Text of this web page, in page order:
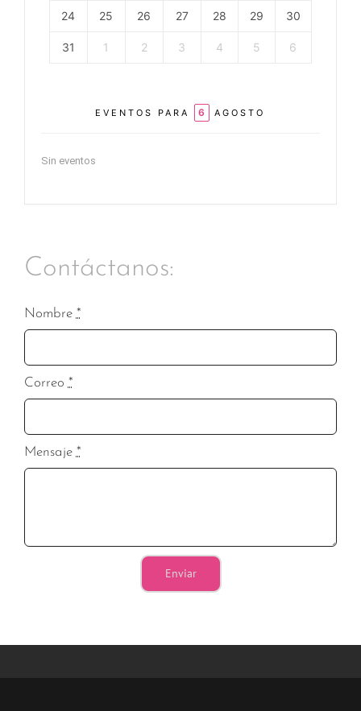
24 25 26 27 28 29 30
31 1 2 3 4 5 6
EVENTOS PARA 6 AGOSTO
Sin eventos
Contáctanos:
Nombre *
Correo *
Mensaje *
Enviar